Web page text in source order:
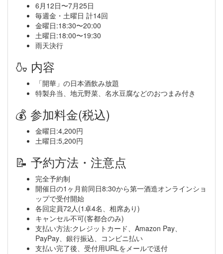
6月12日〜7月25日
毎週金・土曜日 計14回
金曜日:18:30〜20:00
土曜日:18:00〜19:30
雨天決行
🍶 内容
「開華」の日本酒飲み放題
特製弁当、地元野菜、名水豆腐などのおつまみ付き
💰 参加料金(税込)
金曜日:4,200円
土曜日:5,200円
📝 予約方法・注意点
完全予約制
開催日の1ヶ月前同日8:30から第一酒造オンラインショ
ップで受付開始
各回定員72人(1卓4名、相席あり)
キャンセル不可(客都合のみ)
支払い方法:クレジットカード、Amazon Pay、
PayPay、銀行振込、コンビニ払い
支払い完了後、受付用URLをメールで送付